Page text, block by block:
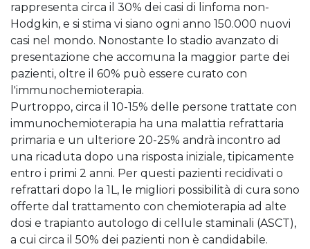
rappresenta circa il 30% dei casi di linfoma non-
Hodgkin, e si stima vi siano ogni anno 150.000 nuovi
casi nel mondo. Nonostante lo stadio avanzato di
presentazione che accomuna la maggior parte dei
pazienti, oltre il 60% può essere curato con
l'immunochemioterapia. ​
Purtroppo, circa il 10-15% delle persone trattate con
immunochemioterapia ha una malattia refrattaria
primaria e un ulteriore 20-25% andrà incontro ad
una ricaduta dopo una risposta iniziale, tipicamente
entro i primi 2 anni. Per questi pazienti recidivati o
refrattari dopo la 1L, le migliori possibilità di cura sono
offerte dal trattamento con chemioterapia ad alte
dosi e trapianto autologo di cellule staminali (ASCT),
a cui circa il 50% dei pazienti non è candidabile. ​